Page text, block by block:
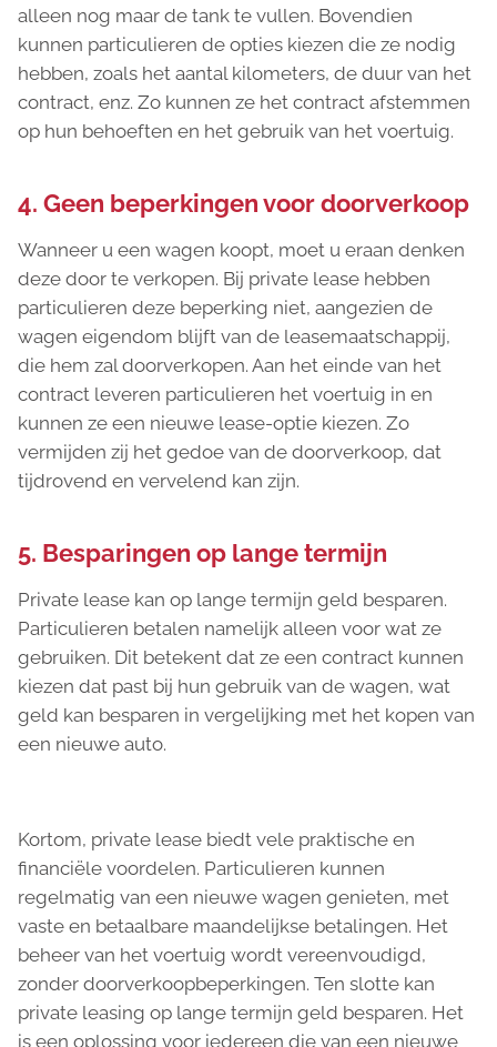
alleen nog maar de tank te vullen. Bovendien
kunnen particulieren de opties kiezen die ze nodig
hebben, zoals het aantal kilometers, de duur van het
contract, enz. Zo kunnen ze het contract afstemmen
op hun behoeften en het gebruik van het voertuig.
4. Geen beperkingen voor doorverkoop
Wanneer u een wagen koopt, moet u eraan denken
deze door te verkopen. Bij private lease hebben
particulieren deze beperking niet, aangezien de
wagen eigendom blijft van de leasemaatschappij,
die hem zal doorverkopen. Aan het einde van het
contract leveren particulieren het voertuig in en
kunnen ze een nieuwe lease-optie kiezen. Zo
vermijden zij het gedoe van de doorverkoop, dat
tijdrovend en vervelend kan zijn.
5. Besparingen op lange termijn
Private lease kan op lange termijn geld besparen.
Particulieren betalen namelijk alleen voor wat ze
gebruiken. Dit betekent dat ze een contract kunnen
kiezen dat past bij hun gebruik van de wagen, wat
geld kan besparen in vergelijking met het kopen van
een nieuwe auto.
Kortom, private lease biedt vele praktische en
financiële voordelen. Particulieren kunnen
regelmatig van een nieuwe wagen genieten, met
vaste en betaalbare maandelijkse betalingen. Het
beheer van het voertuig wordt vereenvoudigd,
zonder doorverkoopbeperkingen. Ten slotte kan
private leasing op lange termijn geld besparen. Het
is een oplossing voor iedereen die van een nieuwe